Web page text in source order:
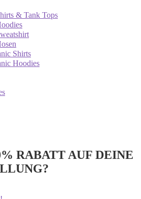
& Tank Tops
Shirts
Hoodies
RABATT AUF DEINE